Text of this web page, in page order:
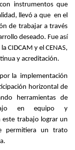
instrumentos que
llevó a que en el
de trabajar a través
deseado. Fue así
CIDCAM y el CENAS,
y acreditación.
la implementación
horizontal de
herramientas de
en equipo y
este trabajo lograr un
permitiera un trato